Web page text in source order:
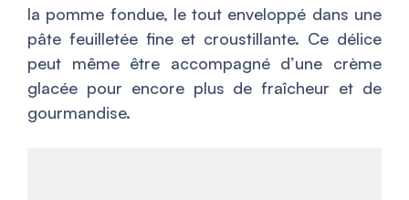
la pomme fondue, le tout enveloppé dans une
pâte feuilletée fine et croustillante. Ce délice
peut même être accompagné d’une crème
glacée pour encore plus de fraîcheur et de
gourmandise.